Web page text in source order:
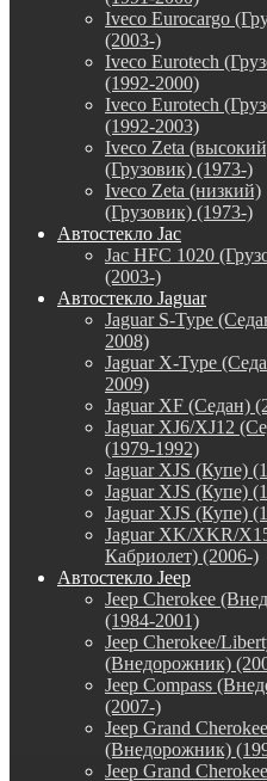
Iveco Eurocargo
(2003-)
Iveco Eurotech
(1992-2000)
Iveco Eurotech
(1992-2003)
Iveco Zeta
(Грузовик) (1973-)
Iveco Zeta (низкий)
(Грузовик) (1973-)
Автостекло Jac
Jac HFC 1020
(2003-)
Автостекло Jaguar
Jaguar S-Type
2008)
Jaguar X-Type
2009)
Jaguar XF (Седан)
Jaguar XJ6/XJ12
(1979-1992)
Jaguar XJS (Купе)
Jaguar XJS (Купе)
Jaguar XJS (Купе)
Jaguar XK/XKR/
Кабриолет) (2006-)
Автостекло Jeep
Jeep Cherokee
(1984-2001)
Jeep Cherokee/
(Внедорожник)
Jeep Compass
(2007-)
Jeep Grand Cherokee
(Внедорожник)
Jeep Grand Cherokee